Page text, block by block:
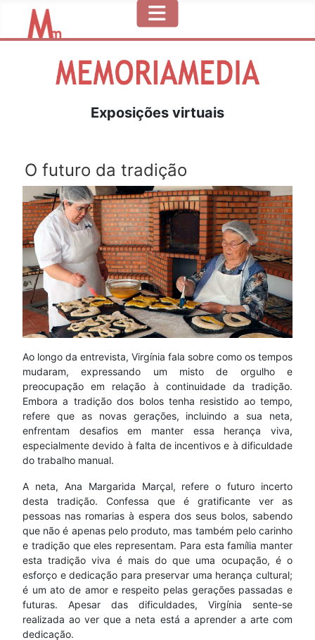
Exposições virtuais
O futuro da tradição
Ao longo da entrevista, Virgínia fala sobre como os tempos
mudaram, expressando um misto de orgulho e
preocupação em relação à continuidade da tradição.
Embora a tradição dos bolos tenha resistido ao tempo,
refere que as novas gerações, incluindo a sua neta,
enfrentam desafios em manter essa herança viva,
especialmente devido à falta de incentivos e à dificuldade
do trabalho manual.
A neta, Ana Margarida Marçal, refere o futuro incerto
desta tradição. Confessa que é gratificante ver as
pessoas nas romarias à espera dos seus bolos, sabendo
que não é apenas pelo produto, mas também pelo carinho
e tradição que eles representam. Para esta família manter
esta tradição viva é mais do que uma ocupação, é o
esforço e dedicação para preservar uma herança cultural;
é um ato de amor e respeito pelas gerações passadas e
futuras. Apesar das dificuldades, Virgínia sente-se
realizada ao ver que a neta está a aprender a arte com
dedicação.